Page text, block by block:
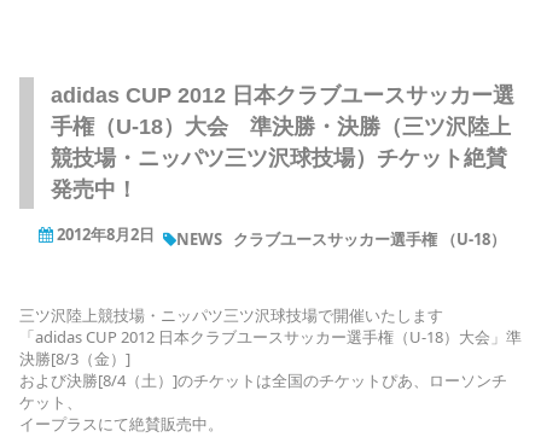
adidas CUP 2012 日本クラブユースサッカー選
手権（U-18）大会 準決勝・決勝（三ツ沢陸上
競技場・ニッパツ三ツ沢球技場）チケット絶賛
発売中！
2012年8月2日 NEWS クラブユースサッカー選手権 （U-18）
三ツ沢陸上競技場・ニッパツ三ツ沢球技場で開催いたします
「adidas CUP 2012 日本クラブユースサッカー選手権（U-18）大会」準
決勝[8/3（金）]
および決勝[8/4（土）]のチケットは全国のチケットぴあ、ローソンチ
ケット、
イープラスにて絶賛販売中。